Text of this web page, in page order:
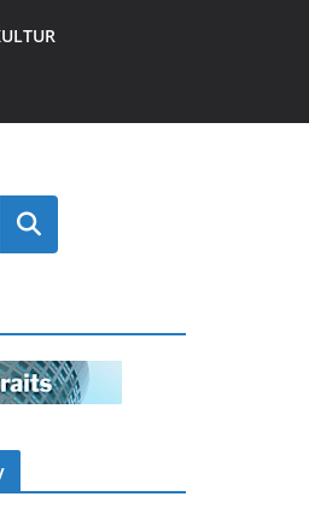
Suchen